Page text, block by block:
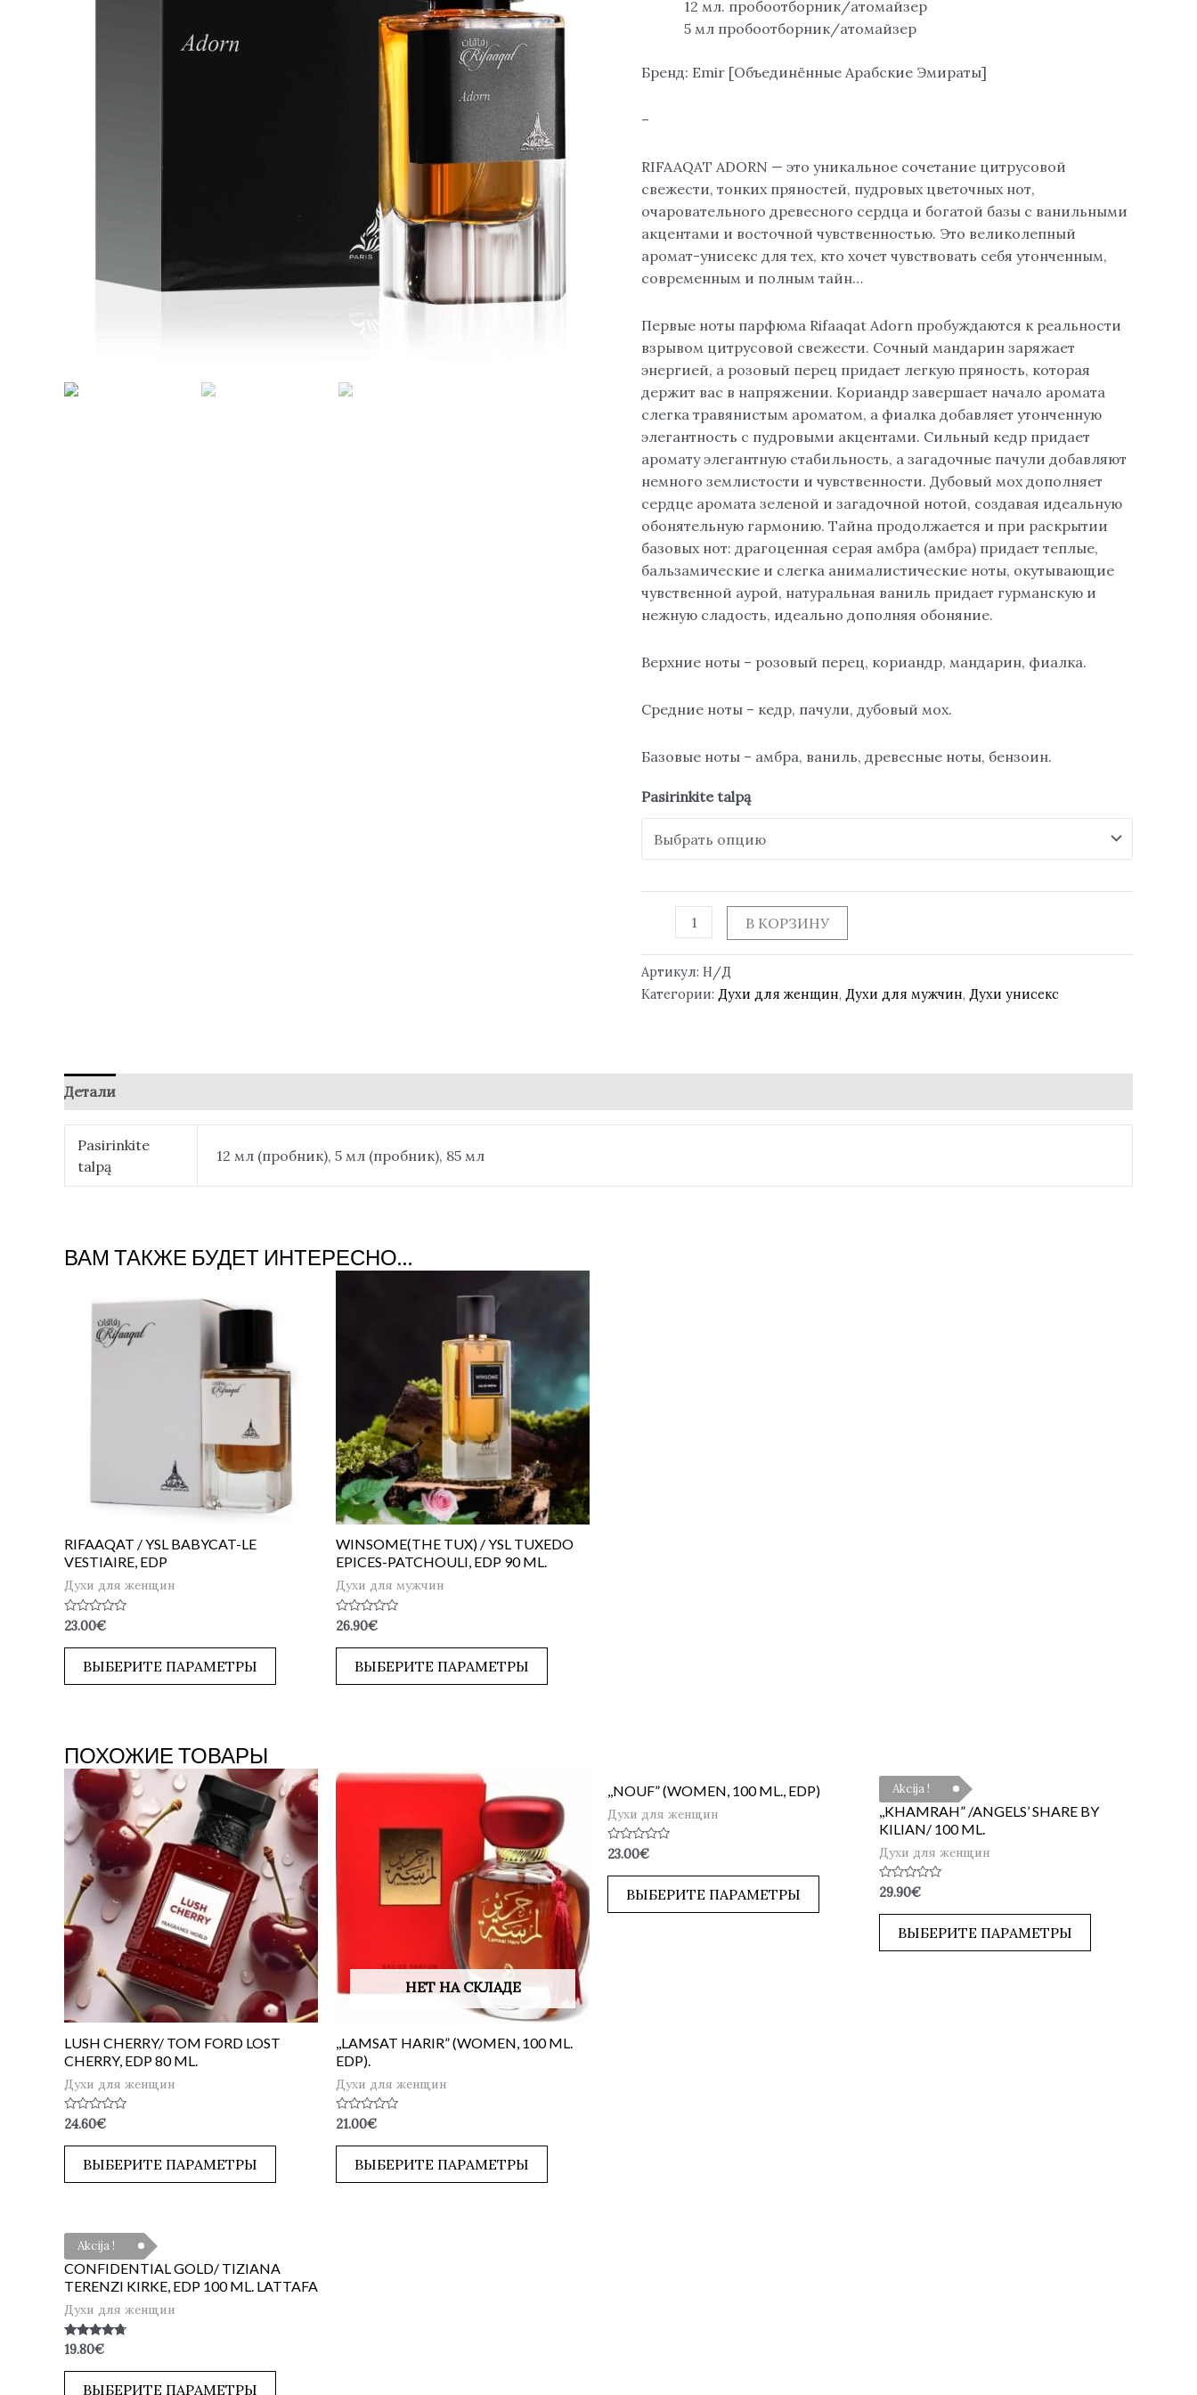
12 мл. пробоотборник/атомайзер
5 мл пробоотборник/атомайзер
Бренд: Emir [Объединённые Арабские Эмираты]
–
RIFAAQAT ADORN — это уникальное сочетание цитрусовой
свежести, тонких пряностей, пудровых цветочных нот,
очаровательного древесного сердца и богатой базы с ванильными
акцентами и восточной чувственностью. Это великолепный
аромат-унисекс для тех, кто хочет чувствовать себя утонченным,
современным и полным тайн…
Первые ноты парфюма Rifaaqat Adorn пробуждаются к реальности
взрывом цитрусовой свежести. Сочный мандарин заряжает
энергией, а розовый перец придает легкую пряность, которая
держит вас в напряжении. Кориандр завершает начало аромата
слегка травянистым ароматом, а фиалка добавляет утонченную
элегантность с пудровыми акцентами. Сильный кедр придает
аромату элегантную стабильность, а загадочные пачули добавляют
немного землистости и чувственности. Дубовый мох дополняет
сердце аромата зеленой и загадочной нотой, создавая идеальную
обонятельную гармонию. Тайна продолжается и при раскрытии
базовых нот: драгоценная серая амбра (амбра) придает теплые,
бальзамические и слегка анималистические ноты, окутывающие
чувственной аурой, натуральная ваниль придает гурманскую и
нежную сладость, идеально дополняя обоняние.
Верхние ноты – розовый перец, кориандр, мандарин, фиалка.
Средние ноты – кедр, пачули, дубовый мох.
Базовые ноты – амбра, ваниль, древесные ноты, бензоин.
Pasirinkite talpą
В КОРЗИНУ
Артикул: Н/Д
Категории: Духи для женщин, Духи для мужчин, Духи унисекс
Детали
Pasirinkite
talpą
12 мл (пробник), 5 мл (пробник), 85 мл
ВАМ ТАКЖЕ БУДЕТ ИНТЕРЕСНО…
RIFAAQAT / YSL BABYCAT-LE
VESTIAIRE, EDP
Духи для женщин
Оценка
0
из
23.00€
ВЫБЕРИТЕ ПАРАМЕТРЫ
WINSOME(THE TUX) / YSL TUXEDO
EPICES-PATCHOULI, EDP 90 ML.
Духи для мужчин
Оценка
0
из
26.90€
ВЫБЕРИТЕ ПАРАМЕТРЫ
ПОХОЖИЕ ТОВАРЫ
LUSH CHERRY/ TOM FORD LOST
CHERRY, EDP 80 ML.
Духи для женщин
Оценка
из
24.60€
ВЫБЕРИТЕ ПАРАМЕТРЫ
НЕТ НА СКЛАДЕ
,,LAMSAT HARIR” (WOMEN, 100 ML.
EDP).
Духи для женщин
Оценка
из
21.00€
ВЫБЕРИТЕ ПАРАМЕТРЫ
,,NOUF” (WOMEN, 100 ML., EDP)
Духи для женщин
Оценка
из
23.00€
ВЫБЕРИТЕ ПАРАМЕТРЫ
Akcija !
,,KHAMRAH” /ANGELS’ SHARE BY
KILIAN/ 100 ML.
Духи для женщин
Оценка
из
29.90€
ВЫБЕРИТЕ ПАРАМЕТРЫ
Akcija !
CONFIDENTIAL GOLD/ TIZIANA
TERENZI KIRKE, EDP 100 ML. LATTAFA
Духи для женщин
Оценка
из 5
19.80€
ВЫБЕРИТЕ ПАРАМЕТРЫ